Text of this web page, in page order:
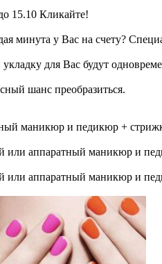
15.10 Кликайте!
минута у Вас на счету?
для Вас будут
шанс преобразиться.
маникюр и педикюр +
или аппаратный маникюр и
или аппаратный маникюр и